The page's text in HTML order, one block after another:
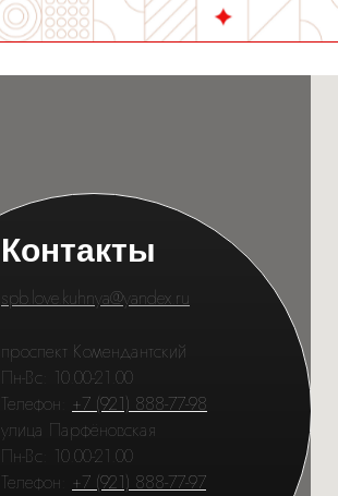
Контакты
spb.love.kuhnya@yandex.ru
проспект Комендантский
Пн-Вс: 10.00-21.00
Телефон: +7 (921) 888-77-98
улица Парфёновская
Пн-Вс: 10.00-21.00
Телефон: +7 (921) 888-77-97